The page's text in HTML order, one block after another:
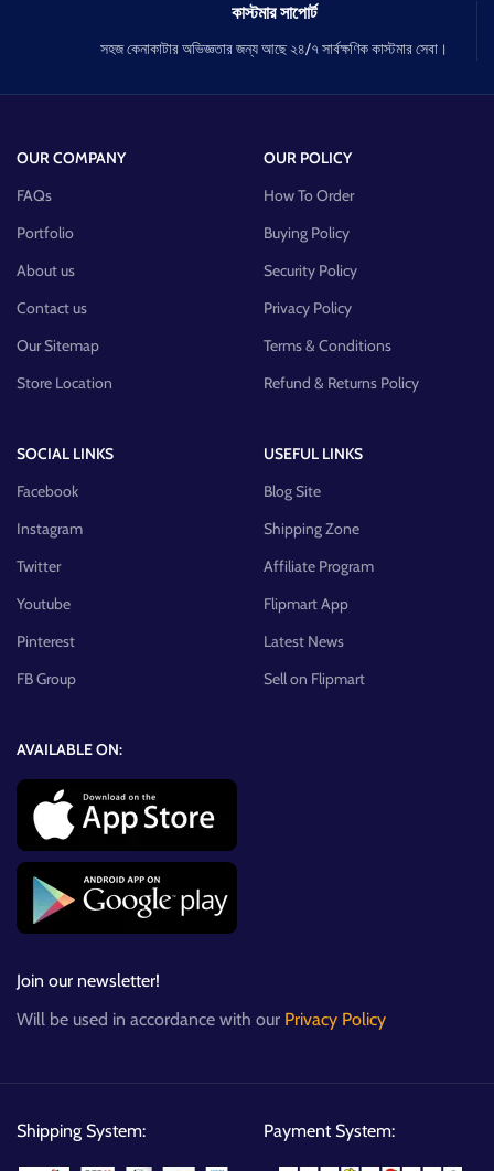
কাস্টমার সাপোর্ট
সহজ কেনাকাটার অভিজ্ঞতার জন্য আছে ২৪/৭ সার্বক্ষণিক কাস্টমার সেবা।
OUR COMPANY
FAQs
Portfolio
About us
Contact us
Our Sitemap
Store Location
OUR POLICY
How To Order
Buying Policy
Security Policy
Privacy Policy
Terms & Conditions
Refund & Returns Policy
SOCIAL LINKS
Facebook
Instagram
Twitter
Youtube
Pinterest
FB Group
USEFUL LINKS
Blog Site
Shipping Zone
Affiliate Program
Flipmart App
Latest News
Sell on Flipmart
AVAILABLE ON:
Join our newsletter!
Will be used in accordance with our Privacy Policy
Shipping System: Payment System: